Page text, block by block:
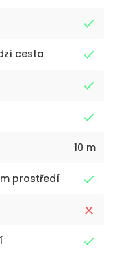
cesta
10 m
prostředí